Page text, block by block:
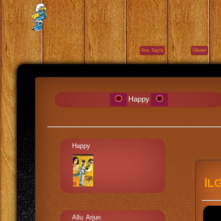
Ana Sayfa Ülkeler
Happy
Happy
Allu Arjun